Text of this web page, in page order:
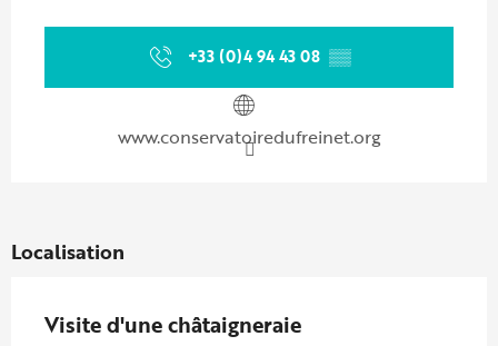
+33 (0)4 94 43 08 ▒▒
www.conservatoiredufreinet.org
Localisation
Visite d'une châtaigneraie